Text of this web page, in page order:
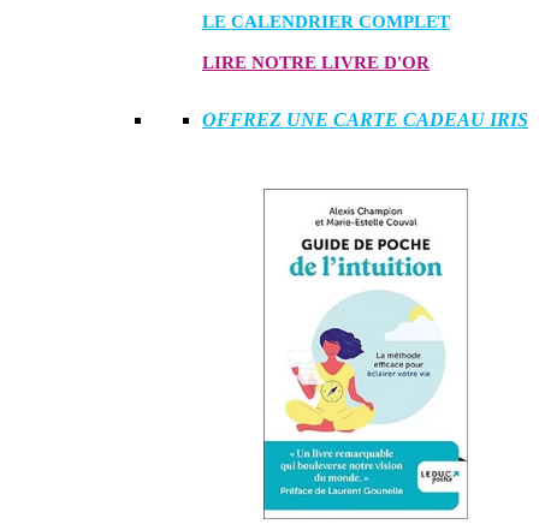
LE CALENDRIER COMPLET
LIRE NOTRE LIVRE D'OR
OFFREZ UNE CARTE CADEAU IRIS